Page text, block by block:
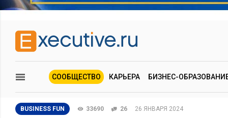
СООБЩЕСТВО КАРЬЕРА БИЗНЕС-
BUSINESS FUN 33690 26 26 ЯНВАРЯ 2024